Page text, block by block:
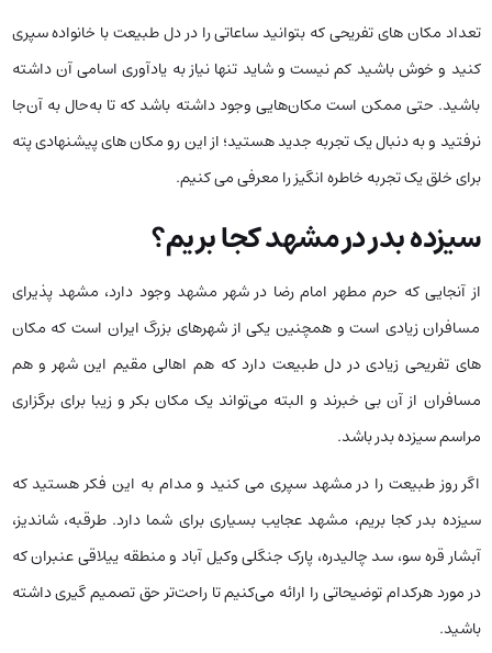
تعداد مکان های تفریحی که بتوانید ساعاتی را در دل طبیعت با خانواده سپری
کنید و خوش باشید کم نیست و شاید تنها نیاز به یادآوری اسامی آن داشته
باشید. حتی ممکن است مکان‌هایی وجود داشته باشد که تا به‌حال به آن‌جا
نرفتید و به دنبال یک تجربه جدید هستید؛ از این رو مکان های پیشنهادی پته
برای خلق یک تجربه خاطره انگیز را معرفی می کنیم.
سیزده بدر در مشهد کجا بریم؟
از آنجایی که حرم مطهر امام رضا در شهر مشهد وجود دارد، مشهد پذیرای
مسافران زیادی است و همچنین یکی از شهرهای بزرگ ایران است که مکان
های تفریحی زیادی در دل طبیعت دارد که هم اهالی مقیم این شهر و هم
مسافران از آن بی خبرند و البته می‌تواند یک مکان بکر و زیبا برای برگزاری
مراسم سیزده بدر باشد.
اگر روز طبیعت را در مشهد سپری می کنید و مدام به این فکر هستید که
سیزده بدر کجا بریم، مشهد عجایب بسیاری برای شما دارد. طرقبه، شاندیز،
آبشار قره‌ سو، سد چالیدره، پارک جنگلی وکیل آباد و منطقه ییلاقی عنبران که
در مورد هرکدام توضیحاتی را ارائه می‌کنیم تا راحت‌تر حق تصمیم گیری داشته
باشید.